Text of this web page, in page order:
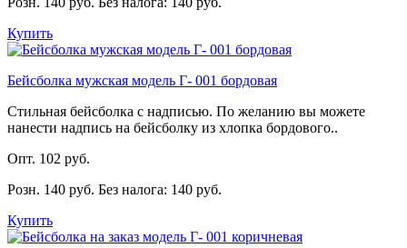
Купить
Бейсболка мужская модель Г- 001 бордовая
Стильная бейсболка с надписью. По желанию вы можете
нанести надпись на бейсболку из хлопка бордового..
Опт. 102 руб.
Розн. 140 руб. Без налога: 140 руб.
Купить